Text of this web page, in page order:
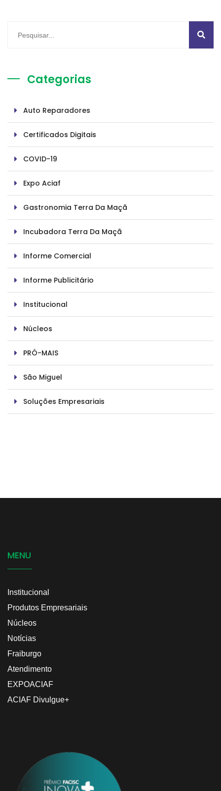
Categorias
Auto Reparadores
Certificados Digitais
COVID-19
Expo Aciaf
Gastronomia Terra Da Maçã
Incubadora Terra Da Maçã
Informe Comercial
Informe Publicitário
Institucional
Núcleos
PRÓ-MAIS
São Miguel
Soluções Empresariais
MENU
Institucional
Produtos Empresariais
Núcleos
Notícias
Fraiburgo
Atendimento
EXPOACIAF
ACIAF Divulgue+